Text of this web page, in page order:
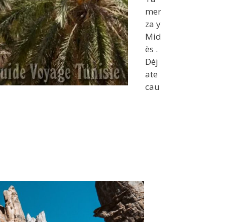
mer
za y
Mid
ès .
Déj
ate
cau